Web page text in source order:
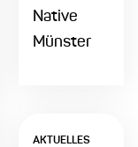
Native
Münster
AKTUELLES